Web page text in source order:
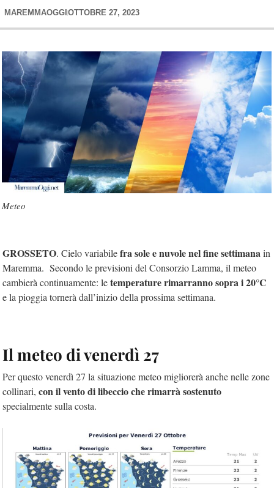
MAREMMAOGGI OTTOBRE 27, 2023
Meteo
GROSSETO. Cielo variabilefra sole e nuvole nel fine settimanain
Maremma. Secondo le previsioni del Consorzio Lamma, il meteo
cambierà continuamente: letemperature rimarranno sopra i 20°C
e la pioggia tornerà dall’inizio della prossima settimana.
Il meteo di venerdì 27
Per questo venerdì 27 la situazione meteo migliorerà anche nelle zone
collinari, con il vento di libeccio che rimarrà sostenuto
specialmente sulla costa.